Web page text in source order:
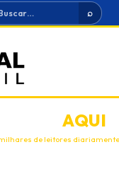
⌕
AQUI
de leitores diariamente